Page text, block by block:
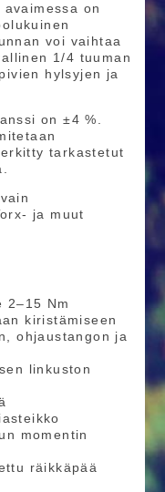
on
voi vaihtaa
1/4 tuuman
hylsyjen ja
on ±4 %.
tarkastetut
ja muut
2–15 Nm
kiristämiseen
ohjaustangon ja
linkuston
momentin
räikkäpää